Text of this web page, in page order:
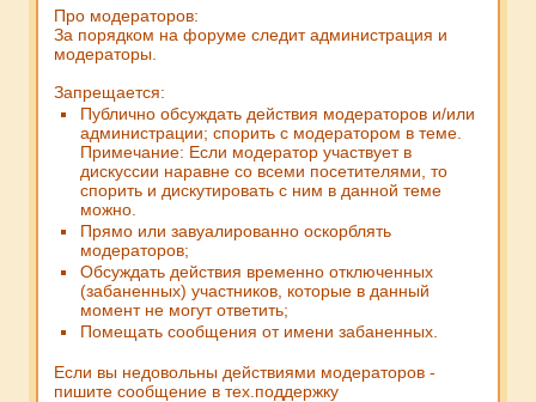
Про модераторов:
За порядком на форуме следит администрация и
модераторы.
Запрещается:
Публично обсуждать действия модераторов и/или
администрации; спорить с модератором в теме.
Примечание: Если модератор участвует в
дискуссии наравне со всеми посетителями, то
спорить и дискутировать с ним в данной теме
можно.
Прямо или завуалированно оскорблять
модераторов;
Обсуждать действия временно отключенных
(забаненных) участников, которые в данный
момент не могут ответить;
Помещать сообщения от имени забаненных.
Если вы недовольны действиями модераторов -
пишите сообщение в тех.поддержку